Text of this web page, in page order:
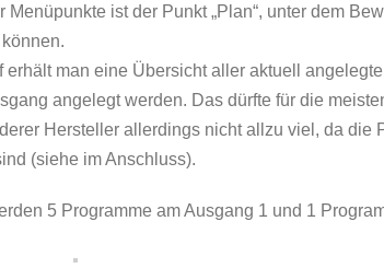
Menüpunkte ist der Punkt „Plan“, unter dem
erhält man eine Übersicht aller aktuell
angelegt werden. Das dürfte für die
Hersteller allerdings nicht allzu viel, da die
(siehe im Anschluss).
5 Programme am Ausgang 1 und 1